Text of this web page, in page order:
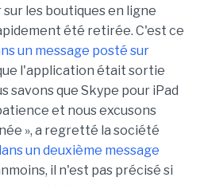
les boutiques en ligne
été retirée. C'est ce
un message posté sur
l'application était sortie
savons que Skype pour iPad
et nous excusons
», a regretté la société
un deuxième message
il n'est pas précisé si